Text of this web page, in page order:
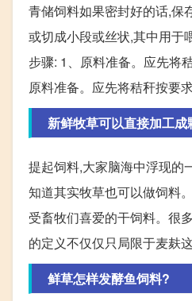
青储饲料如果密封好的话,保
或切成小段或丝状,其中用于
步骤: 1、原料准备。应先将
原料准备。应先将秸秆按要
新鲜牧草可以直接加工成
提起饲料,大家脑海中浮现的
知道其实牧草也可以做饲料
受畜牧们喜爱的干饲料。很
的定义不仅仅只局限于麦麸
鲜草怎样发酵鱼饲料?